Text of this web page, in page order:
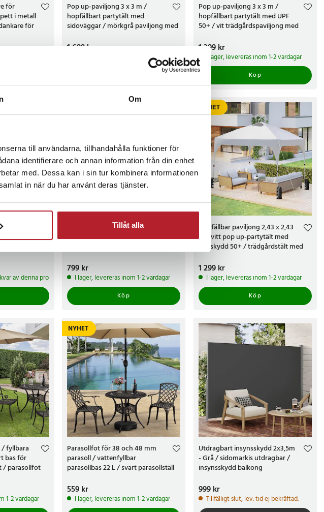
Om
till användarna, tillhandahålla funktioner för
identifierare och annan information från din enhet
med. Dessa kan i sin tur kombinera informationen
in när du har använt deras tjänster.
Tillåt alla
för
i metall
för
Pop up-paviljong 3 x 3 m /
hopfällbart partytält med
sidoväggar / mörkgrå paviljong med
Pris:1 699 kr
1 699 kr
Just nu har vi bara 3 kvar av denna produkt
Pop up-paviljong 3 x 3 m /
hopfällbart partytält med UPF
50+ / vit trädgårdspaviljong med
Pris:1 399 kr
1 399 kr
I lager, levereras inom 1-2 vardagar
Köp
av denna produkt
Parasoll 269 cm / grått
trädgårdsparasoll med vev och
Pris:799 kr
799 kr
I lager, levereras inom 1-2 vardagar
Köp
NYHET
Hopfällbar paviljong 2,43 x 2,43
m / vitt pop up-partytält med
UV-skydd 50+ / trädgårdstält med
Pris:1 299 kr
1 299 kr
I lager, levereras inom 1-2 vardagar
Köp
/ fyllbara
bas för
/ parasollfot
1-2 vardagar
NYHET
Parasollfot för 38 och 48 mm
parasoll / vattenfyllbar
parasollbas 22 L / svart parasollställ
Pris:559 kr
559 kr
I lager, levereras inom 1-2 vardagar
Utdragbart insynsskydd 2x3,5m
- Grå / sidomarkis utdragbar /
insynsskydd balkong
Pris:999 kr
999 kr
Tillfälligt slut, lev. tid ej bekräftad.